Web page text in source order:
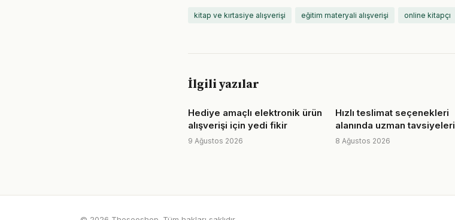
kitap ve kırtasiye alışverişi eğitim materyali alışverişi online kitapçı
İlgili yazılar
Hediye amaçlı elektronik ürün
alışverişi için yedi fikir
9 Ağustos 2026
Hızlı teslimat seçenekleri
alanında uzman tavsiyeleri
8 Ağustos 2026